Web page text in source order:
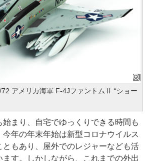
72 アメリカ海軍 F-4JファントムⅡ “ショー
まり、自宅でゆっくりできる時間も
年の年末年始は新型コロナウイルス
ともあり、屋外でのレジャーなども活
す。しかしながら、これまでの外出